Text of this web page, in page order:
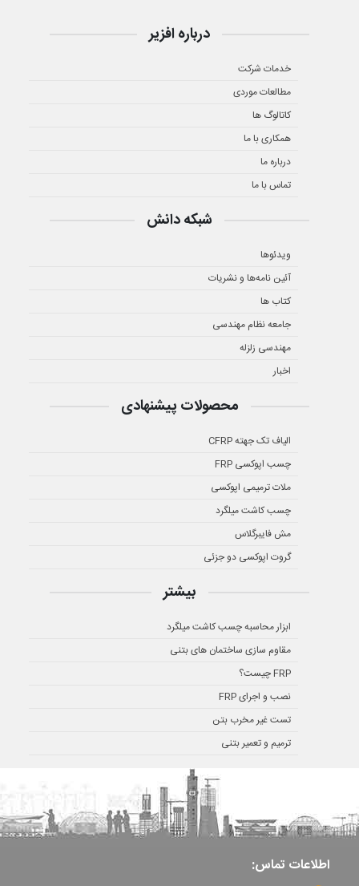
درباره افزیر
خدمات شرکت
مطالعات موردی
کاتالوگ ها
همکاری با ما
درباره ما
تماس با ما
شبکه دانش
ویدئوها
آئین نامه‌ها و نشریات
کتاب ها
جامعه نظام مهندسی
مهندسی زلزله
اخبار
محصولات پیشنهادی
الیاف تک جهته CFRP
چسب اپوکسی FRP
ملات ترمیمی اپوکسی
چسب کاشت میلگرد
مش فایبرگلاس
گروت اپوکسی دو جزئی
بیشتر
ابزار محاسبه چسب کاشت میلگرد
مقاوم سازی ساختمان های بتنی
FRP چیست؟
نصب و اجرای FRP
تست غیر مخرب بتن
ترمیم و تعمیر بتنی
اطلاعات تماس: